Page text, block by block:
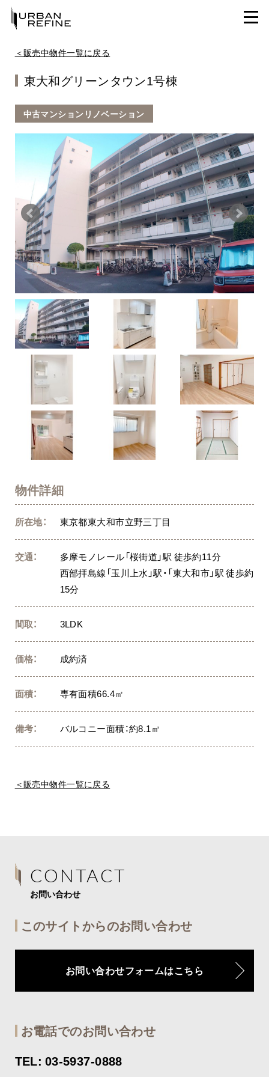
＜販売中物件一覧に戻る
東大和グリーンタウン1号棟
中古マンションリノベーション
物件詳細
所在地： 東京都東大和市立野三丁目
交通：
多摩モノレール「桜街道」駅 徒歩約11分
西部拝島線「玉川上水」駅・「東大和市」駅 徒歩約
15分
間取： 3LDK
価格： 成約済
面積： 専有面積66.4㎡
備考： バルコニー面積：約8.1㎡
＜販売中物件一覧に戻る
CONTACT
お問い合わせ
このサイトからのお問い合わせ
お問い合わせフォームはこちら
お電話でのお問い合わせ
TEL: 03-5937-0888